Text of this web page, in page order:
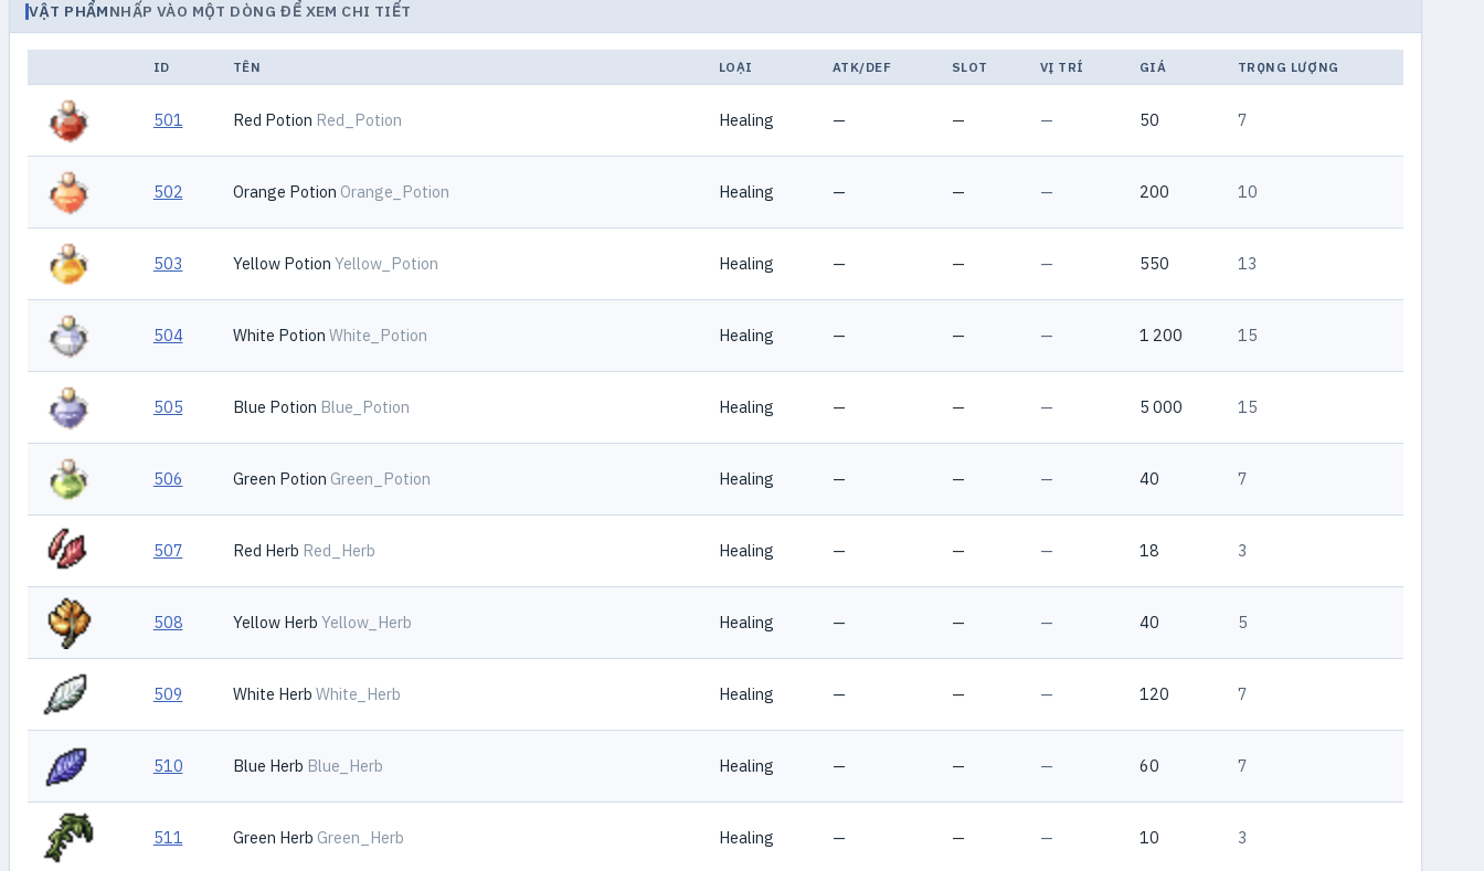
VẬT PHẨMNHẤP VÀO MỘT DÒNG ĐỂ XEM CHI TIẾT
ID TÊN LOẠI ATK/DEF SLOT VỊ TRÍ GIÁ TRỌNG LƯỢNG
501 Red Potion Red_Potion Healing — — — 50 7
502 Orange Potion Orange_Potion Healing — — — 200 10
503 Yellow Potion Yellow_Potion Healing — — — 550 13
504 White Potion White_Potion Healing — — — 1 200 15
505 Blue Potion Blue_Potion Healing — — — 5 000 15
506 Green Potion Green_Potion Healing — — — 40 7
507 Red Herb Red_Herb Healing — — — 18 3
508 Yellow Herb Yellow_Herb Healing — — — 40 5
509 White Herb White_Herb Healing — — — 120 7
510 Blue Herb Blue_Herb Healing — — — 60 7
511 Green Herb Green_Herb Healing — — — 10 3